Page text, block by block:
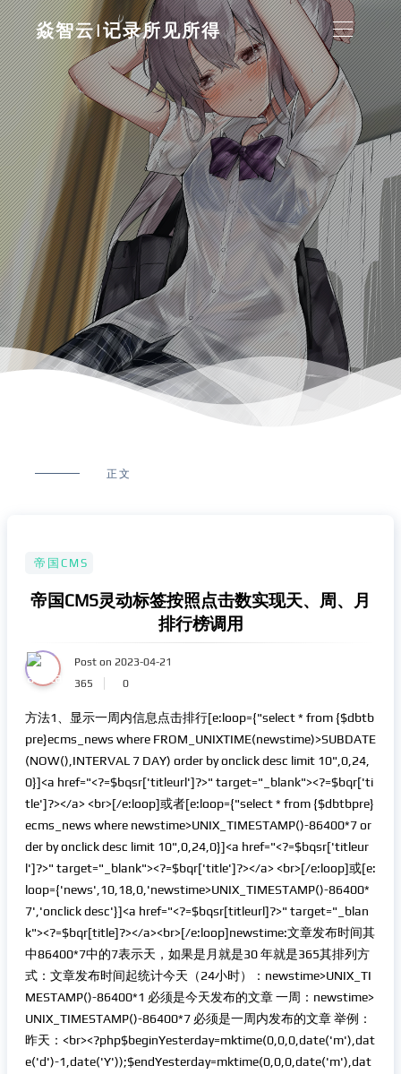
焱智云|记录所见所得
正文
帝国CMS
帝国CMS灵动标签按照点击数实现天、周、月
排行榜调用
Post on 2023-04-21
365
0
方法1、显示一周内信息点击排行[e:loop={"select * from {$dbtb
pre}ecms_news where FROM_UNIXTIME(newstime)>SUBDATE
(NOW(),INTERVAL 7 DAY) order by onclick desc limit 10",0,24,
0}]<a href="<?=$bqsr['titleurl']?>" target="_blank"><?=$bqr['ti
tle']?></a> <br>[/e:loop]或者[e:loop={"select * from {$dbtbpre}
ecms_news where newstime>UNIX_TIMESTAMP()-86400*7 or
der by onclick desc limit 10",0,24,0}]<a href="<?=$bqsr['titleur
l']?>" target="_blank"><?=$bqr['title']?></a> <br>[/e:loop]或[e:
loop={'news',10,18,0,'newstime>UNIX_TIMESTAMP()-86400*
7','onclick desc'}]<a href="<?=$bqsr[titleurl]?>" target="_blan
k"><?=$bqr[title]?></a><br>[/e:loop]newstime:文章发布时间其
中86400*7中的7表示天，如果是月就是30 年就是365其排列方
式：文章发布时间起统计今天（24小时）：newstime>UNIX_TI
MESTAMP()-86400*1 必须是今天发布的文章 一周：newstime>
UNIX_TIMESTAMP()-86400*7 必须是一周内发布的文章 举例：
昨天：<br><?php$beginYesterday=mktime(0,0,0,date('m'),dat
e('d')-1,date('Y'));$endYesterday=mktime(0,0,0,date('m'),dat